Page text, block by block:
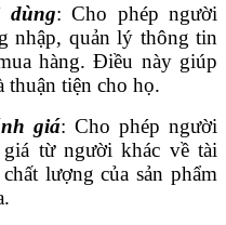
dùng: Cho phép người
nhập, quản lý thông tin
hàng. Điều này giúp
thuận tiện cho họ.
giá: Cho phép người
từ người khác về tài
lượng của sản phẩm